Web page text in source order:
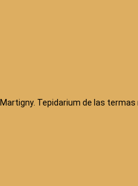
Martigny. Tepidarium de las termas